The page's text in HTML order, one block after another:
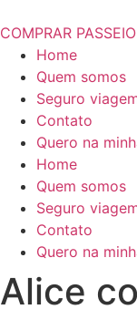
COMPRAR PASSEIO
Home
Quem somos
Seguro
Contato
Quero na
Home
Quem somos
Seguro
Contato
Quero na
Alice